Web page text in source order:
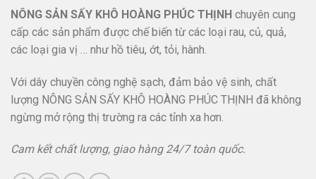
NÔNG SẢN SẤY KHÔ HOÀNG PHÚC THỊNH chuyên cung
cấp các sản phẩm được chế biến từ các loại rau, củ, quả,
các loại gia vị … như hồ tiêu, ớt, tỏi, hành.
Với dây chuyền công nghệ sạch, đảm bảo vệ sinh, chất
lượng NÔNG SẢN SẤY KHÔ HOÀNG PHÚC THỊNH đã không
ngừng mở rộng thị trường ra các tỉnh xa hơn.
Cam kết chất lượng, giao hàng 24/7 toàn quốc.